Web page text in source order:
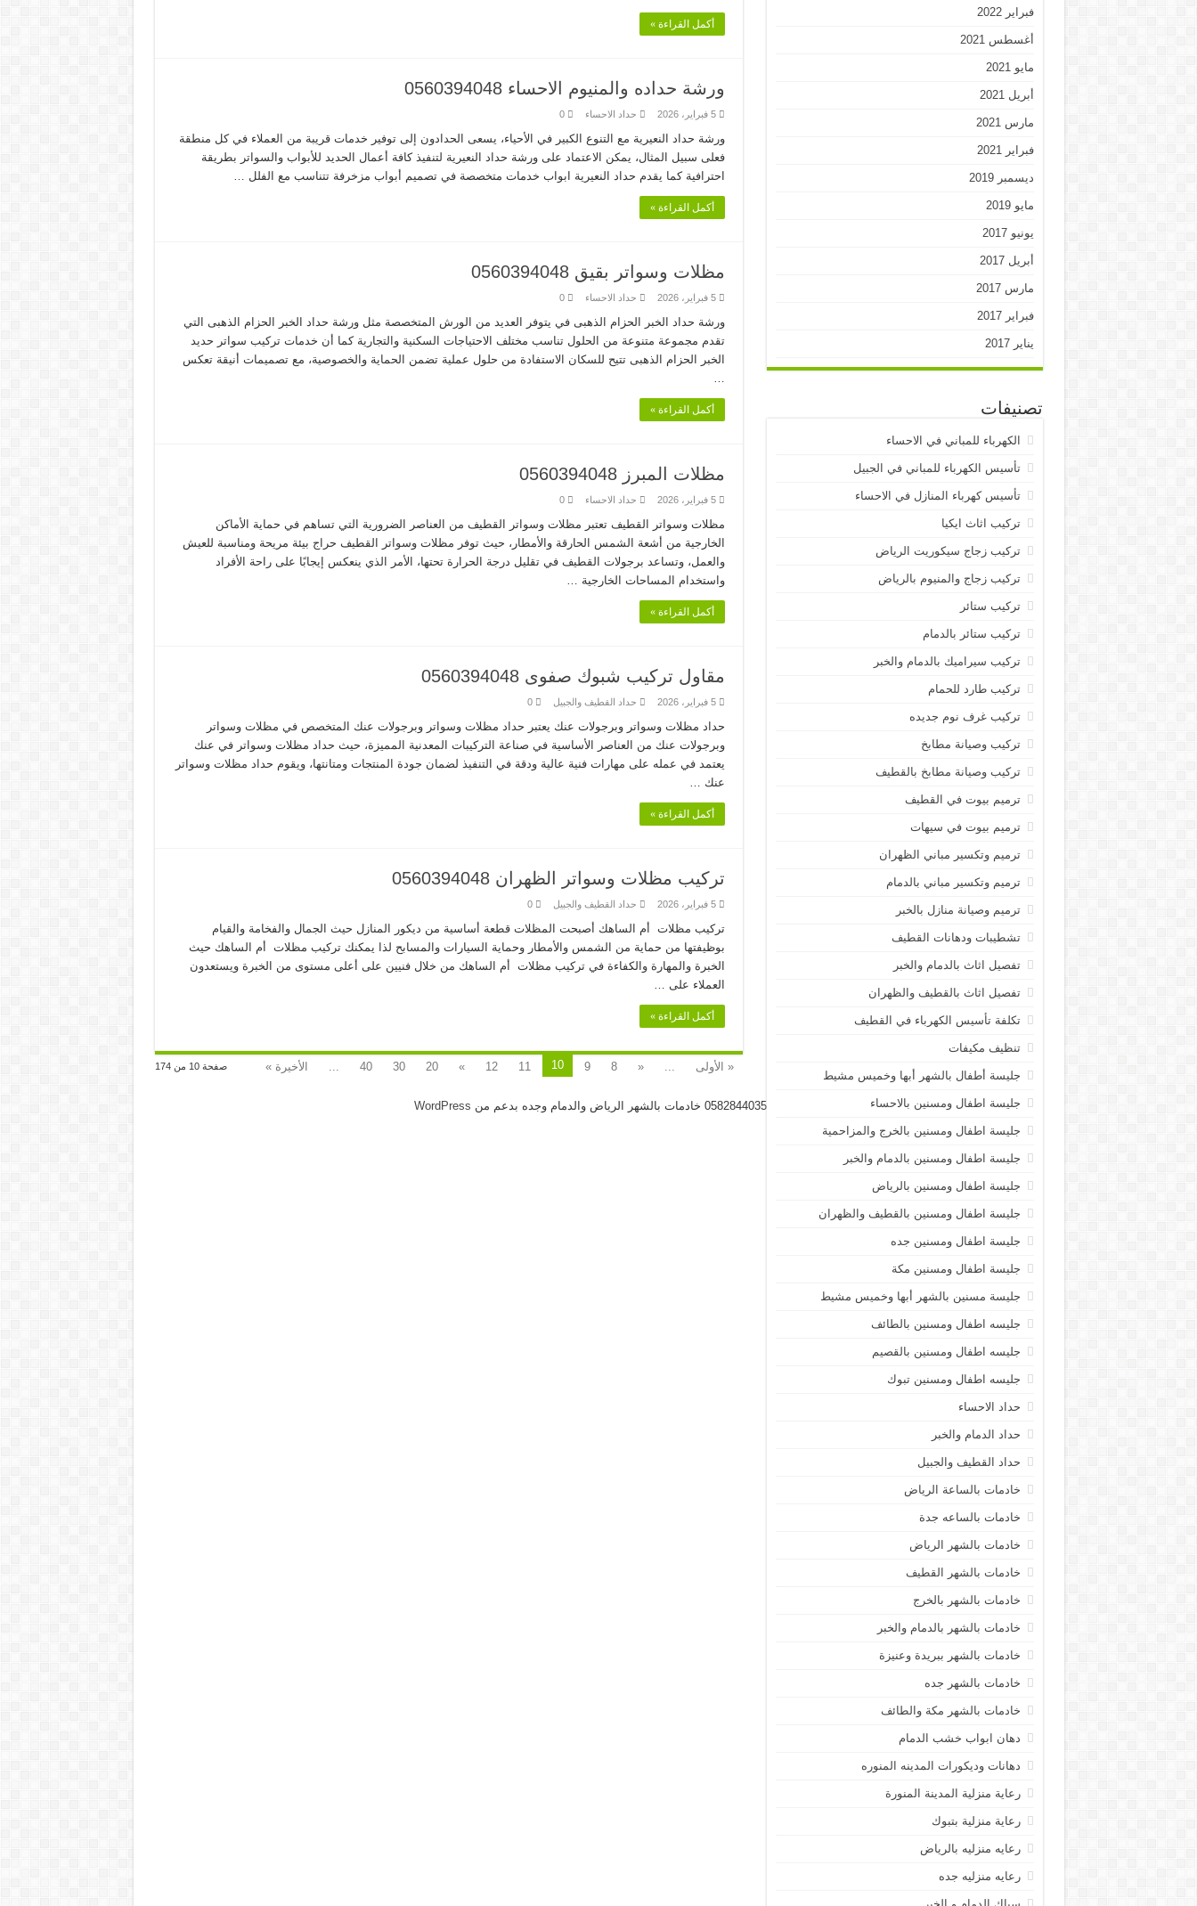
أكمل القراءة »
ورشة حداده والمنيوم الاحساء 0560394048
5 فبراير، 2026 حداد الاحساء 0
ورشة حداد النعيرية مع التنوع الكبير في الأحياء، يسعى الحدادون إلى توفير خدمات قريبة من العملاء في كل منطقة
فعلى سبيل المثال، يمكن الاعتماد على ورشة حداد النعيرية لتنفيذ كافة أعمال الحديد للأبواب والسواتر بطريقة
احترافية كما يقدم حداد النعيرية ابواب خدمات متخصصة في تصميم أبواب مزخرفة تتناسب مع الفلل …
أكمل القراءة »
مظلات وسواتر بقيق 0560394048
5 فبراير، 2026 حداد الاحساء 0
ورشة حداد الخبر الحزام الذهبى في يتوفر العديد من الورش المتخصصة مثل ورشة حداد الخبر الحزام الذهبى التي
تقدم مجموعة متنوعة من الحلول تناسب مختلف الاحتياجات السكنية والتجارية كما أن خدمات تركيب سواتر حديد
الخبر الحزام الذهبى تتيح للسكان الاستفادة من حلول عملية تضمن الحماية والخصوصية، مع تصميمات أنيقة تعكس
…
أكمل القراءة »
مظلات المبرز 0560394048
5 فبراير، 2026 حداد الاحساء 0
مظلات وسواتر القطيف تعتبر مظلات وسواتر القطيف من العناصر الضرورية التي تساهم في حماية الأماكن
الخارجية من أشعة الشمس الحارقة والأمطار، حيث توفر مظلات وسواتر القطيف حراج بيئة مريحة ومناسبة للعيش
والعمل، وتساعد برجولات القطيف في تقليل درجة الحرارة تحتها، الأمر الذي ينعكس إيجابًا على راحة الأفراد
واستخدام المساحات الخارجية …
أكمل القراءة »
مقاول تركيب شبوك صفوى 0560394048
5 فبراير، 2026 حداد القطيف والجبيل 0
حداد مظلات وسواتر وبرجولات عنك يعتبر حداد مظلات وسواتر وبرجولات عنك المتخصص في مظلات وسواتر
وبرجولات عنك من العناصر الأساسية في صناعة التركيبات المعدنية المميزة، حيث حداد مظلات وسواتر في عنك
يعتمد في عمله على مهارات فنية عالية ودقة في التنفيذ لضمان جودة المنتجات ومتانتها، ويقوم حداد مظلات وسواتر
عنك …
أكمل القراءة »
تركيب مظلات وسواتر الظهران 0560394048
5 فبراير، 2026 حداد القطيف والجبيل 0
تركيب مظلات أم الساهك أصبحت المظلات قطعة أساسية من ديكور المنازل حيث الجمال والفخامة والقيام
بوظيفتها من حماية من الشمس والأمطار وحماية السيارات والمسابح لذا يمكنك تركيب مظلات أم الساهك حيث
الخبرة والمهارة والكفاءة في تركيب مظلات أم الساهك من خلال فنيين على أعلى مستوى من الخبرة ويستعدون
العملاء على …
أكمل القراءة »
صفحة 10 من 174 « الأولى ...
«
8
9
10
11
12
»
20
30
40
... الأخيرة »
فبراير 2022
أغسطس 2021
مايو 2021
أبريل 2021
مارس 2021
فبراير 2021
ديسمبر 2019
مايو 2019
يونيو 2017
أبريل 2017
مارس 2017
فبراير 2017
يناير 2017
تصنيفات
الكهرباء للمباني في الاحساء
تأسيس الكهرباء للمباني في الجبيل
تأسيس كهرباء المنازل في الاحساء
تركيب اثاث ايكيا
تركيب زجاج سيكوريت الرياض
تركيب زجاج والمنيوم بالرياض
تركيب ستائر
تركيب ستائر بالدمام
تركيب سيراميك بالدمام والخبر
تركيب طارد للحمام
تركيب غرف نوم جديده
تركيب وصيانة مطابخ
تركيب وصيانة مطابخ بالقطيف
ترميم بيوت في القطيف
ترميم بيوت في سيهات
ترميم وتكسير مباني الظهران
ترميم وتكسير مباني بالدمام
ترميم وصيانة منازل بالخبر
تشطيبات ودهانات القطيف
تفصيل اثاث بالدمام والخبر
تفصيل اثاث بالقطيف والظهران
تكلفة تأسيس الكهرباء في القطيف
تنظيف مكيفات
جليسة أطفال بالشهر أبها وخميس مشيط
جليسة اطفال ومسنين بالاحساء
جليسة اطفال ومسنين بالخرج والمزاحمية
جليسة اطفال ومسنين بالدمام والخبر
جليسة اطفال ومسنين بالرياض
جليسة اطفال ومسنين بالقطيف والظهران
جليسة اطفال ومسنين جده
جليسة اطفال ومسنين مكة
جليسة مسنين بالشهر أبها وخميس مشيط
جليسه اطفال ومسنين بالطائف
جليسه اطفال ومسنين بالقصيم
جليسه اطفال ومسنين تبوك
حداد الاحساء
حداد الدمام والخبر
حداد القطيف والجبيل
خادمات بالساعة الرياض
خادمات بالساعه جدة
خادمات بالشهر الرياض
خادمات بالشهر القطيف
خادمات بالشهر بالخرج
خادمات بالشهر بالدمام والخبر
خادمات بالشهر ببريدة وعنيزة
خادمات بالشهر جده
خادمات بالشهر مكة والطائف
دهان ابواب خشب الدمام
دهانات وديكورات المدينه المنوره
رعاية منزلية المدينة المنورة
رعاية منزلية بتبوك
رعايه منزليه بالرياض
رعايه منزليه جده
0582844035 خادمات بالشهر الرياض والدمام وجده بدعم من WordPress